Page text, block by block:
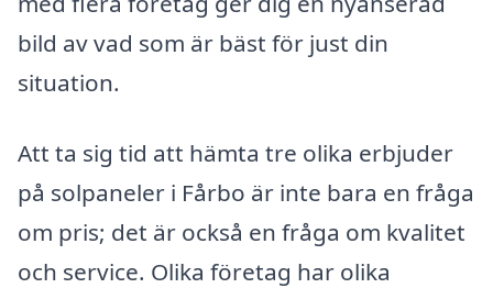
bild av vad som är bäst för just din
situation.
Att ta sig tid att hämta tre olika erbjuder
på solpaneler i Fårbo är inte bara en fråga
om pris; det är också en fråga om kvalitet
och service. Olika företag har olika